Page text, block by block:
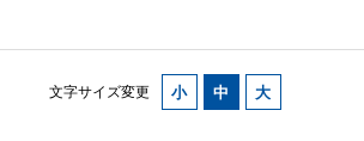
文字サイズ変更